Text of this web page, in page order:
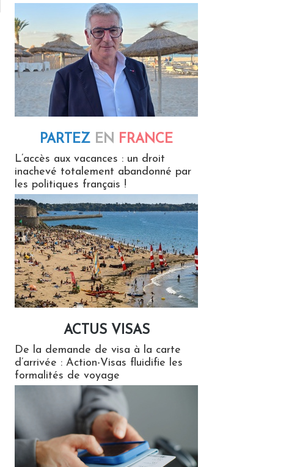
PARTEZ EN FRANCE
L’accès aux vacances : un droit
inachevé totalement abandonné par
les politiques français !
ACTUS VISAS
De la demande de visa à la carte
d’arrivée : Action-Visas fluidifie les
formalités de voyage